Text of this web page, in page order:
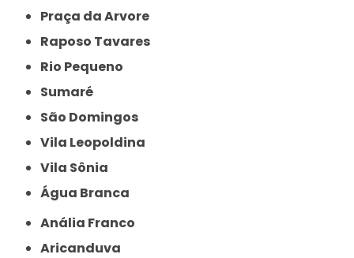
Praça da Arvore
Raposo Tavares
Rio Pequeno
Sumaré
São Domingos
Vila Leopoldina
Vila Sônia
Água Branca
Anália Franco
Aricanduva